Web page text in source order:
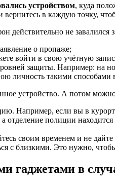
устройством, куда
вернитесь в каждую точку,
действительно не
о пропаже;
войти в свою учётную
защиты. Например: на
личность такими способами
устройство. А потом
Например, если вы в
отделение полиции
своим временем и не дайте
с близкими. Это нужно,
гаджетами в